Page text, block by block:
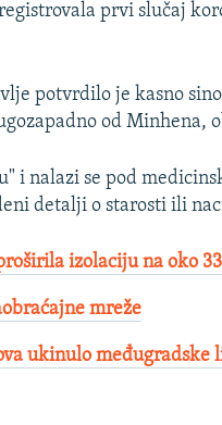
prvi slučaj
potvrdilo je kasno
od Minhena,
i nalazi se pod
detalji o starosti ili
izolaciju na oko
mreže
ukinulo međugradske